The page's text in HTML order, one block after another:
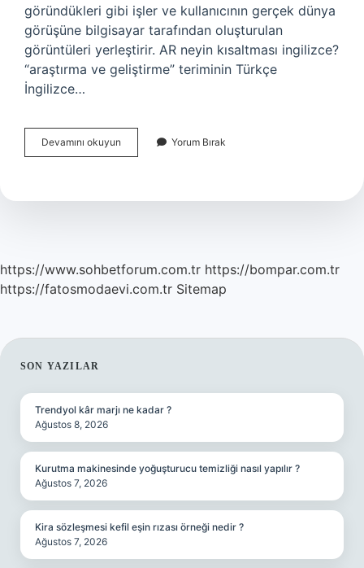
göründükleri gibi işler ve kullanıcının gerçek dünya
görüşüne bilgisayar tarafından oluşturulan
görüntüleri yerleştirir. AR neyin kısaltması ingilizce?
“araştırma ve geliştirme” teriminin Türkçe
İngilizce…
Devamını okuyun
Açılımı
Yorum Bırak
https://www.sohbetforum.com.tr https://bompar.com.tr
https://fatosmodaevi.com.tr Sitemap
SIDEBAR
SON YAZILAR
Trendyol kâr marjı ne kadar ?
Ağustos 8, 2026
Kurutma makinesinde yoğuşturucu temizliği nasıl yapılır ?
Ağustos 7, 2026
Kira sözleşmesi kefil eşin rızası örneği nedir ?
Ağustos 7, 2026